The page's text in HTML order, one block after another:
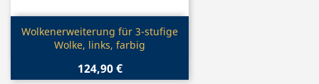
Vorschau
Wolkenerweiterung für 3-stufige
Wolke, links, farbig
124,90 €